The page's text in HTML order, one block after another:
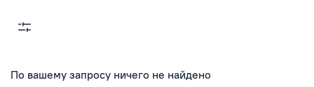
По вашему запросу ничего не найдено